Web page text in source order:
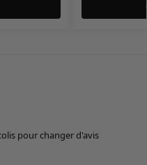
pour changer d'avis